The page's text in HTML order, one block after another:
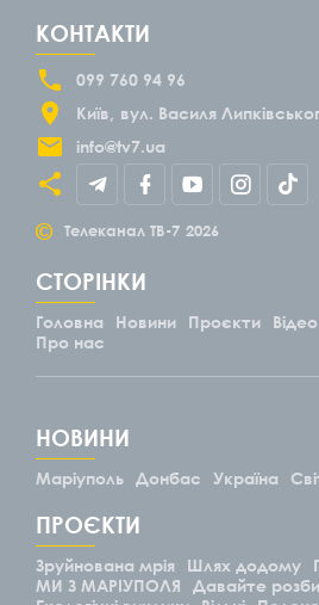
КОНТАКТИ
099 760 94 96
Київ
вул. Василя
info@tv7.ua
© Телеканал ТВ-7 2026
СТОРІНКИ
Головна Новини Проєкти Відео
Про нас
НОВИНИ
Маріуполь Донбас Україна
ПРОЄКТИ
Зруйнована мрія Шлях додому
МИ З МАРІУПОЛЯ
Давайте